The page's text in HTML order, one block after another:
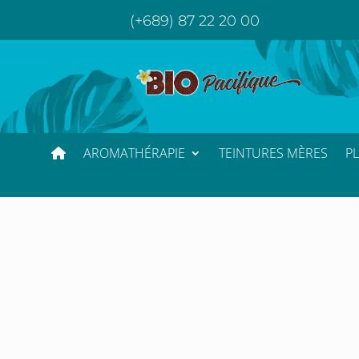
(+689) 87 22 20 00
AROMATHÉRAPIE TEINTURES MÈRES